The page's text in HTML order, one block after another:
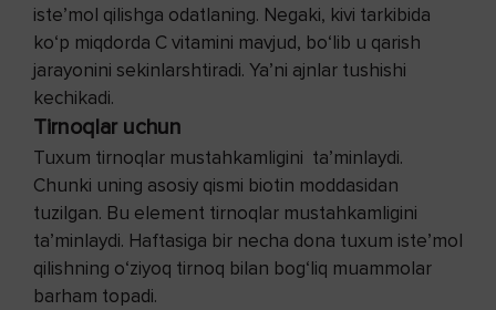
iste’mol qilishga odatlaning. Negaki, kivi tarkibida
ko‘p miqdorda C vitamini mavjud, bo‘lib u qarish
jarayonini sekinlarshtiradi. Ya’ni ajnlar tushishi
kechikadi.
Tirnoqlar uchun
Tuxum tirnoqlar mustahkamligini ta’minlaydi.
Chunki uning asosiy qismi biotin moddasidan
tuzilgan. Bu element tirnoqlar mustahkamligini
ta’minlaydi. Haftasiga bir necha dona tuxum iste’mol
qilishning o‘ziyoq tirnoq bilan bog‘liq muammolar
barham topadi.